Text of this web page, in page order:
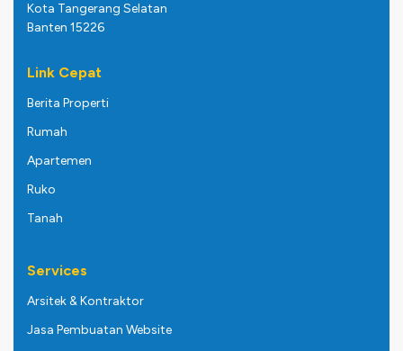
Kota Tangerang Selatan
Banten 15226
Link Cepat
Berita Properti
Rumah
Apartemen
Ruko
Tanah
Services
Arsitek & Kontraktor
Jasa Pembuatan Website